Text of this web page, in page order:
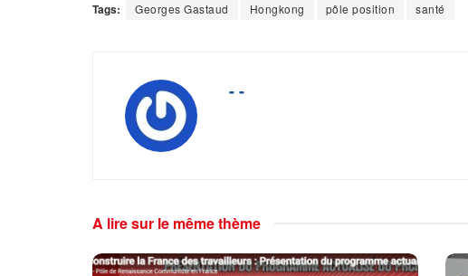
Tags: Georges Gastaud Hongkong pôle position santé
- -
A lire sur le même thème